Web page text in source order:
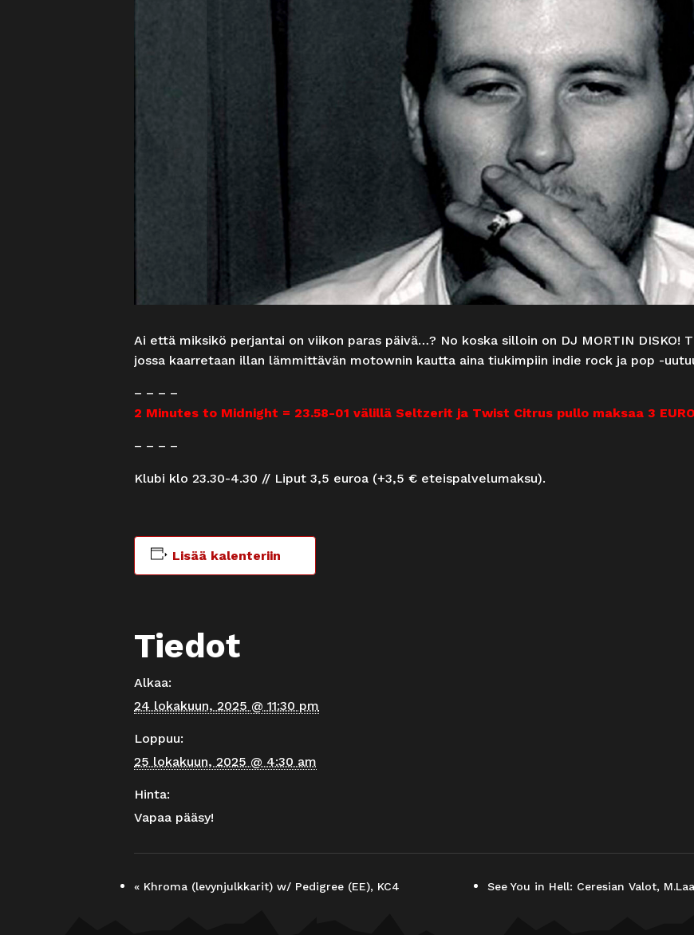
Ai että miksikö perjantai on viikon paras päivä…? No koska silloin on DJ MORTIN DISKO!
jossa kaarretaan illan lämmittävän motownin kautta aina tiukimpiin indie rock ja pop -
– – – –
2 Minutes to Midnight = 23.58-01 välillä Seltzerit ja Twist Citrus pullo maksaa 3
– – – –
Klubi klo 23.30-4.30 // Liput 3,5 euroa (+3,5 € eteispalvelumaksu).
Lisää kalenteriin
Tiedot
Alkaa:
24 lokakuun, 2025 @ 11:30 pm
Loppuu:
25 lokakuun, 2025 @ 4:30 am
Hinta:
Vapaa pääsy!
« Khroma (levynjulkkarit) w/ Pedigree (EE), KC4 See You in Hell: Ceresian Valot,